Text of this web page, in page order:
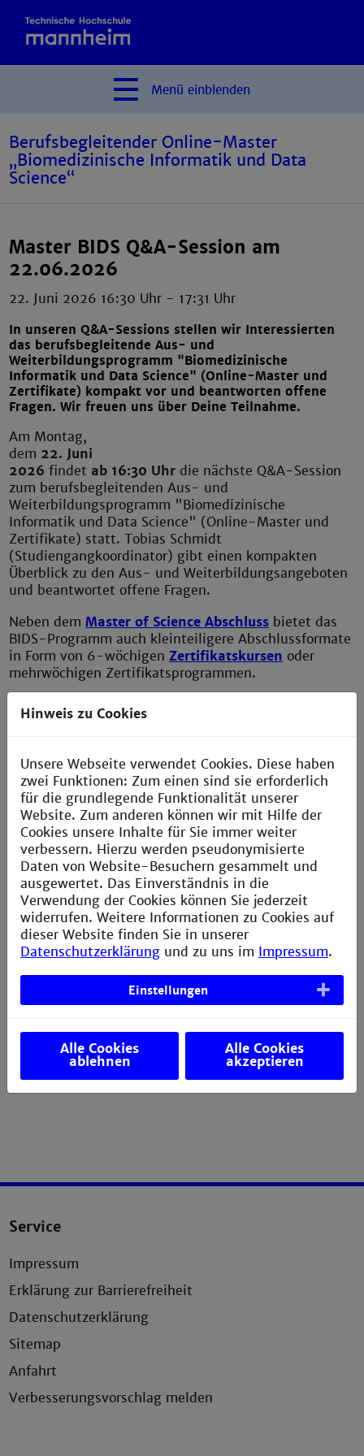
Menü einblenden
Berufsbegleitender Online-Master
„Biomedizinische Informatik und Data
Science“
Master BIDS Q&A-Session am
22.06.2026
22. Juni 2026 16:30 Uhr - 17:31 Uhr
In unseren Q&A-Sessions stellen wir Interessierten
das berufsbegleitende Aus- und
Weiterbildungsprogramm "Biomedizinische
Informatik und Data Science" (Online-Master und
Zertifikate) kompakt vor und beantworten offene
Fragen. Wir freuen uns über Deine Teilnahme.
Am Montag,
dem 22. Juni
2026 findet ab 16:30 Uhr die nächste Q&A-Session
zum berufsbegleitenden Aus- und
Weiterbildungsprogramm "Biomedizinische
Informatik und Data Science" (Online-Master und
Zertifikate) statt. Tobias Schmidt
(Studiengangkoordinator) gibt einen kompakten
Überblick zu den Aus- und Weiterbildungsangeboten
und beantwortet offene Fragen.
Neben demMaster of Science Abschluss bietet das
BIDS-Programm auch kleinteiligere Abschlussformate
in Form von 6-wöchigenZertifikatskursen oder
mehrwöchigen Zertifikatsprogrammen.
Im Sommersemester 2026 werden wieder
Kursangebote aus den Schwerpunkten "Biomedical
"Management & Social Skills" angeboten.
Unsere Angebote richten sich an berufstätige
MedizinerInnen, InformatikerInnen in
unterschiedlichen Schattierungen sowie Natur- und
LebenswissenschaftlerInnen aus dem medizinnahen
Umfeld.
Termin:23.03.2026 um 16:30 Uhr (online)
Link zur Videokonferenz:Google Meet
Videokonferenzraum
Service
Impressum
Erklärung zur Barrierefreiheit
Datenschutzerklärung
Sitemap
Anfahrt
Verbesserungsvorschlag melden
Hinweis zu Cookies
Unsere Webseite verwendet Cookies. Diese haben
zwei Funktionen: Zum einen sind sie erforderlich
für die grundlegende Funktionalität unserer
Website. Zum anderen können wir mit Hilfe der
Cookies unsere Inhalte für Sie immer weiter
verbessern. Hierzu werden pseudonymisierte
Daten von Website-Besuchern gesammelt und
ausgewertet. Das Einverständnis in die
Verwendung der Cookies können Sie jederzeit
widerrufen. Weitere Informationen zu Cookies auf
dieser Website finden Sie in unserer
Datenschutzerklärung und zu uns im Impressum.
Einstellungen
Alle Cookies
ablehnen
Alle Cookies
akzeptieren